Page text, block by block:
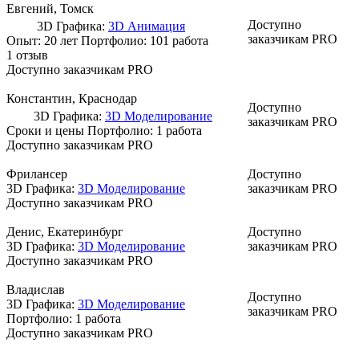
Евгений, Томск
3D Графика: 3D Анимация
Опыт: 20 лет Портфолио: 101 работа
1 отзыв
Доступно заказчикам PRO
Доступно
заказчикам PRO
Константин, Краснодар
3D Графика: 3D Моделирование
Сроки и цены Портфолио: 1 работа
Доступно заказчикам PRO
Доступно
заказчикам PRO
Фрилансер
3D Графика: 3D Моделирование
Доступно заказчикам PRO
Доступно
заказчикам PRO
Денис, Екатеринбург
3D Графика: 3D Моделирование
Доступно заказчикам PRO
Доступно
заказчикам PRO
Владислав
3D Графика: 3D Моделирование
Портфолио: 1 работа
Доступно заказчикам PRO
Доступно
заказчикам PRO